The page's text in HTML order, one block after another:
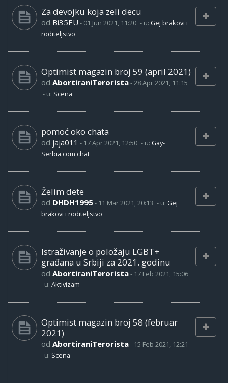
Za devojku koja zeli decu
od Bi35EU - 01 Jun 2021, 11:20 - u: Gej brakovi i
roditeljstvo
Optimist magazin broj 59 (april 2021)
od AbortiraniTerorista-28 Apr 2021, 11:15
- u: Scena
pomoć oko chata
od jaja011 - 17 Apr 2021, 12:50 - u: Gay-
Serbia.com chat
Želim dete
od DHDH1995- 11 Mar 2021, 20:13 - u: Gej
brakovi i roditeljstvo
Istraživanje o položaju LGBT+
građana u Srbiji za 2021. godinu
od AbortiraniTerorista- 17 Feb 2021, 15:06
- u: Aktivizam
Optimist magazin broj 58 (februar
2021)
od AbortiraniTerorista- 15 Feb 2021, 12:21
- u: Scena